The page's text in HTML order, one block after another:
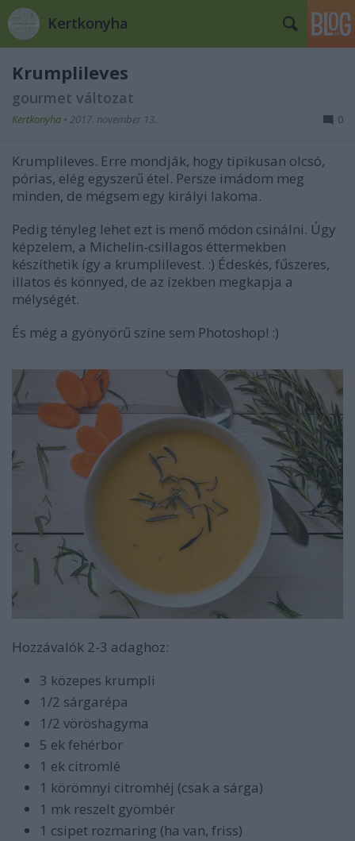
Kertkonyha
Krumplileves
gourmet változat
Kertkonyha • 2017. november 13. 0
Krumplileves. Erre mondják, hogy tipikusan olcsó,
pórias, elég egyszerű étel. Persze imádom meg
minden, de mégsem egy királyi lakoma.
Pedig tényleg lehet ezt is menő módon csinálni. Úgy
képzelem, a Michelin-csillagos éttermekben
készíthetik így a krumplilevest. :) Édeskés, fűszeres,
illatos és könnyed, de az ízekben megkapja a
mélységét.
És még a gyönyörű színe sem Photoshop! :)
Hozzávalók 2-3 adaghoz:
3 közepes krumpli
1/2 sárgarépa
1/2 vöröshagyma
5 ek fehérbor
1 ek citromlé
1 körömnyi citromhéj (csak a sárga)
1 mk reszelt gyömbér
1 csipet rozmaring (ha van, friss)